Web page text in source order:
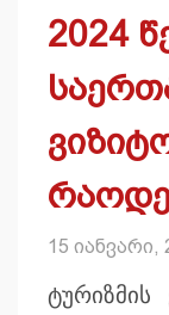
2024
15 იანვარი,
ტურიზმის